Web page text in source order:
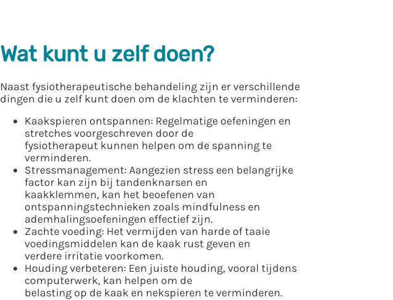
Wat kunt u zelf doen?
Naast fysiotherapeutische behandeling zijn er verschillende
dingen die u zelf kunt doen om de klachten te verminderen:
Kaakspieren ontspannen: Regelmatige oefeningen en
stretches voorgeschreven door de
fysiotherapeut kunnen helpen om de spanning te
verminderen.
Stressmanagement: Aangezien stress een belangrijke
factor kan zijn bij tandenknarsen en
kaakklemmen, kan het beoefenen van
ontspanningstechnieken zoals mindfulness en
ademhalingsoefeningen effectief zijn.
Zachte voeding: Het vermijden van harde of taaie
voedingsmiddelen kan de kaak rust geven en
verdere irritatie voorkomen.
Houding verbeteren: Een juiste houding, vooral tijdens
computerwerk, kan helpen om de
belasting op de kaak en nekspieren te verminderen.